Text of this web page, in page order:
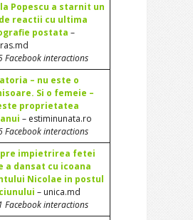
Popescu a starnit un
reactii cu ultima
postata –
Facebook interactions
– nu este o
Si o femeie –
proprietatea
– estiminunata.ro
Facebook interactions
impietrirea fetei
a dansat cu icoana
Nicolae in postul
– unica.md
Facebook interactions